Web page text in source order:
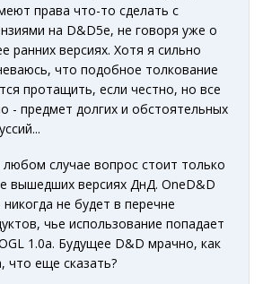
права что-то сделать с
на D&D5e, не говоря уже о
ранних версиях. Хотя я сильно
что подобное толкование
протащить, если честно, но все
- предмет долгих и обстоятельных
случае вопрос стоит только
вышедших версиях ДнД. OneD&D
никогда не будет в перечне
чье использование попадает
1.0а. Будущее D&D мрачно, как
что еще сказать?